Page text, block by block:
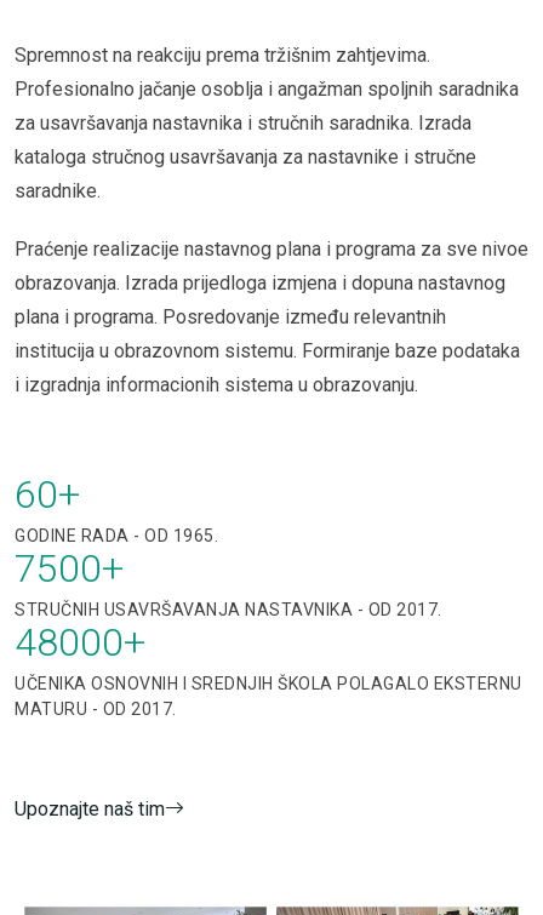
Spremnost na reakciju prema tržišnim zahtjevima.
Profesionalno jačanje osoblja i angažman spoljnih saradnika
za usavršavanja nastavnika i stručnih saradnika. Izrada
kataloga stručnog usavršavanja za nastavnike i stručne
saradnike.
Praćenje realizacije nastavnog plana i programa za sve nivoe
obrazovanja. Izrada prijedloga izmjena i dopuna nastavnog
plana i programa. Posredovanje između relevantnih
institucija u obrazovnom sistemu. Formiranje baze podataka
i izgradnja informacionih sistema u obrazovanju.
60+
GODINE RADA - OD 1965.
7500+
STRUČNIH USAVRŠAVANJA NASTAVNIKA - OD 2017.
48000+
UČENIKA OSNOVNIH I SREDNJIH ŠKOLA POLAGALO EKSTERNU
MATURU - OD 2017.
Upoznajte naš tim